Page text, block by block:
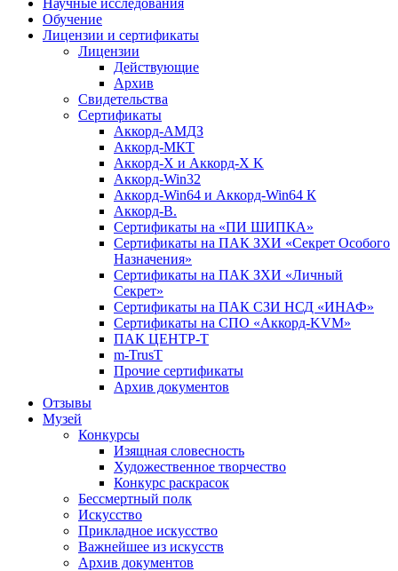
Научные исследования
Обучение
Лицензии и сертификаты
Лицензии
Действующие
Архив
Свидетельства
Сертификаты
Аккорд-АМДЗ
Аккорд-МКТ
Аккорд-Х и Аккорд-Х K
Аккорд-Win32
Аккорд-Win64 и Аккорд-Win64 К
Аккорд-В.
Cертификаты на «ПИ ШИПКА»
Cертификаты на ПАК ЗХИ «Секрет Особого
Назначения»
Cертификаты на ПАК ЗХИ «Личный
Секрет»
Cертификаты на ПАК СЗИ НСД «ИНАФ»
Cертификаты на СПО «Аккорд-KVM»
ПАК ЦЕНТР-Т
m-TrusT
Прочие сертификаты
Архив документов
Отзывы
Музей
Конкурсы
Изящная словесность
Художественное творчество
Конкурс раскрасок
Бессмертный полк
Искусство
Прикладное искусство
Важнейшее из искусств
Архив документов